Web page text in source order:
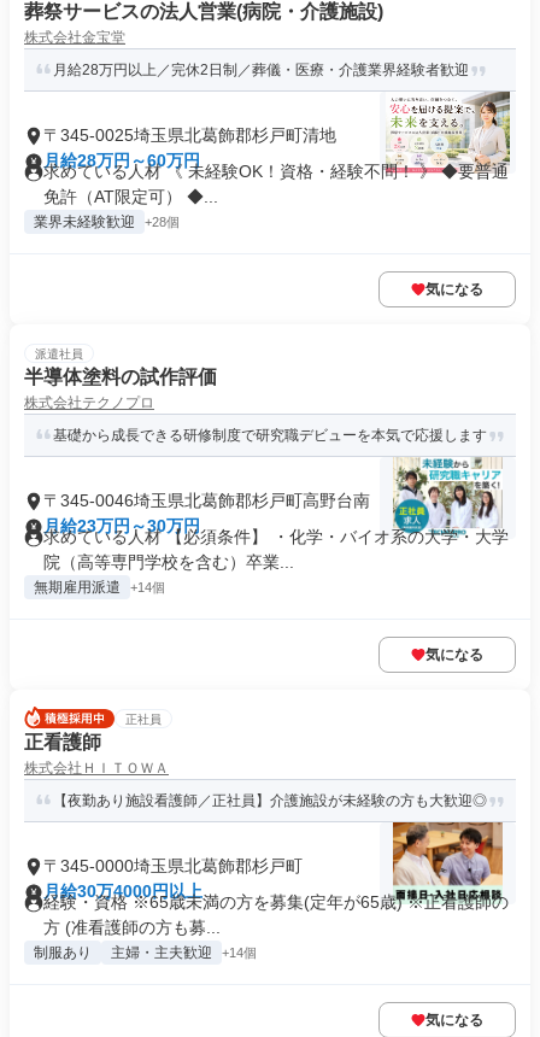
葬祭サービスの法人営業(病院・介護施設)
株式会社金宝堂
月給28万円以上／完休2日制／葬儀・医療・介護業界経験者歓迎
〒345-0025埼玉県北葛飾郡杉戸町清地
月給28万円～60万円
求めている人材 《 未経験OK！資格・経験不問！ 》 ◆要普通
免許（AT限定可） ◆...
業界未経験歓迎 +28個
気になる
派遣社員
半導体塗料の試作評価
株式会社テクノプロ
基礎から成長できる研修制度で研究職デビューを本気で応援します
〒345-0046埼玉県北葛飾郡杉戸町高野台南
月給23万円～30万円
求めている人材 【必須条件】 ・化学・バイオ系の大学・大学
院（高等専門学校を含む）卒業...
無期雇用派遣 +14個
気になる
正社員
正看護師
株式会社ＨＩＴＯＷＡ
【夜勤あり施設看護師／正社員】介護施設が未経験の方も大歓迎◎
〒345-0000埼玉県北葛飾郡杉戸町
月給30万4000円以上
経験・資格 ※65歳未満の方を募集(定年が65歳) ※正看護師の
方 (准看護師の方も募...
制服あり 主婦・主夫歓迎 +14個
気になる